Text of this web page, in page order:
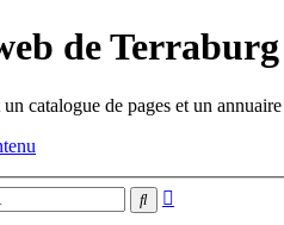
de Terraburg
catalogue de pages et un annuaire
Rechercher